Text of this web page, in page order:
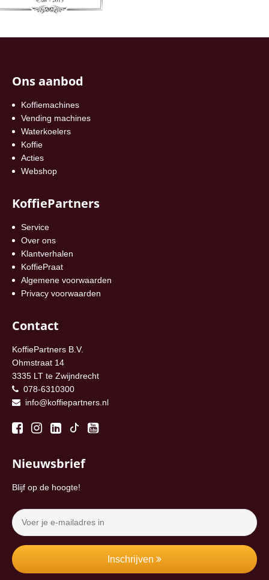
Ons aanbod
Koffiemachines
Vending machines
Waterkoelers
Koffie
Acties
Webshop
KoffiePartners
Service
Over ons
Klantverhalen
KoffiePraat
Algemene voorwaarden
Privacy voorwaarden
Contact
KoffiePartners B.V.
Ohmstraat 14
3335 LT te Zwijndrecht
078-6310300
info@koffiepartners.nl
Nieuwsbrief
Blijf op de hoogte!
Inschrijven